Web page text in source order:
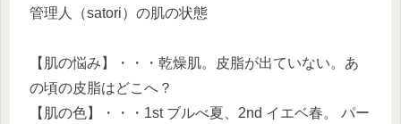
管理人（satori）の肌の状態
【肌の悩み】・・・乾燥肌。皮脂が出ていない。あ
の頃の皮脂はどこへ？
【肌の色】・・・1st ブルべ夏、2nd イエベ春。 パー